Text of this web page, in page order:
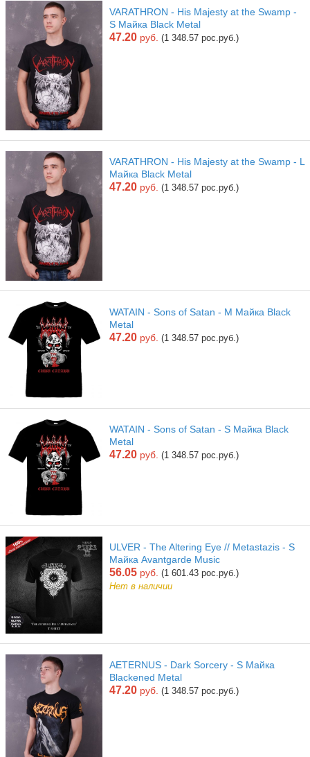
VARATHRON - His Majesty at the Swamp -
S Майка Black Metal
47.20 руб. (1 348.57 рос.руб.)
VARATHRON - His Majesty at the Swamp - L
Майка Black Metal
47.20 руб. (1 348.57 рос.руб.)
WATAIN - Sons of Satan - M Майка Black
Metal
47.20 руб. (1 348.57 рос.руб.)
WATAIN - Sons of Satan - S Майка Black
Metal
47.20 руб. (1 348.57 рос.руб.)
ULVER - The Altering Eye // Metastazis - S
Майка Avantgarde Music
56.05 руб. (1 601.43 рос.руб.)
Нет в наличии
AETERNUS - Dark Sorcery - S Майка
Blackened Metal
47.20 руб. (1 348.57 рос.руб.)